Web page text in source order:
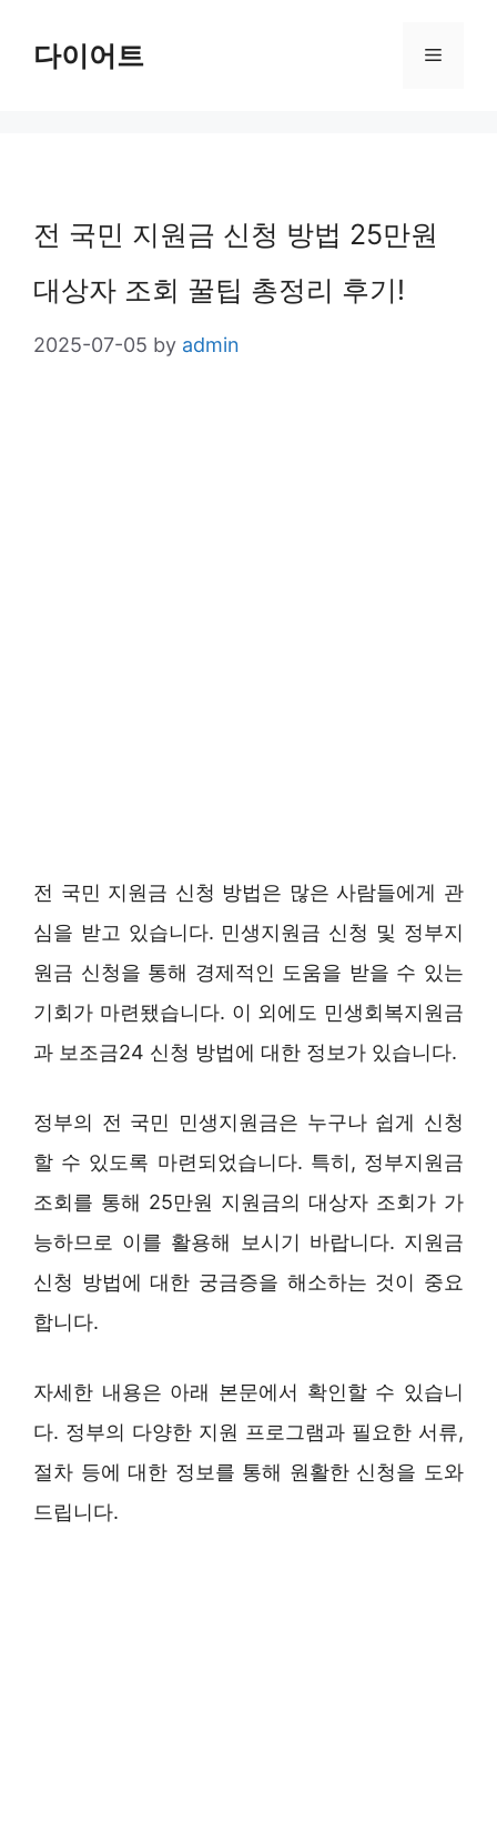
다이어트 Menu
전 국민 지원금 신청 방법 25만원
대상자 조회 꿀팁 총정리 후기!
2025-07-05 by admin
전 국민 지원금 신청 방법은 많은 사람들에게 관
심을 받고 있습니다. 민생지원금 신청 및 정부지
원금 신청을 통해 경제적인 도움을 받을 수 있는
기회가 마련됐습니다. 이 외에도 민생회복지원금
과 보조금24 신청 방법에 대한 정보가 있습니다.
정부의 전 국민 민생지원금은 누구나 쉽게 신청
할 수 있도록 마련되었습니다. 특히, 정부지원금
조회를 통해 25만원 지원금의 대상자 조회가 가
능하므로 이를 활용해 보시기 바랍니다. 지원금
신청 방법에 대한 궁금증을 해소하는 것이 중요
합니다.
자세한 내용은 아래 본문에서 확인할 수 있습니
다. 정부의 다양한 지원 프로그램과 필요한 서류,
절차 등에 대한 정보를 통해 원활한 신청을 도와
드립니다.